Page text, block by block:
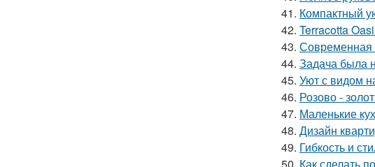
41. Компактный
42. Terracotta
43. Современная
44. Задача была
45. Уют с видом
46. Розово -
47. Маленькие
48. Дизайн
49. Гибкость и